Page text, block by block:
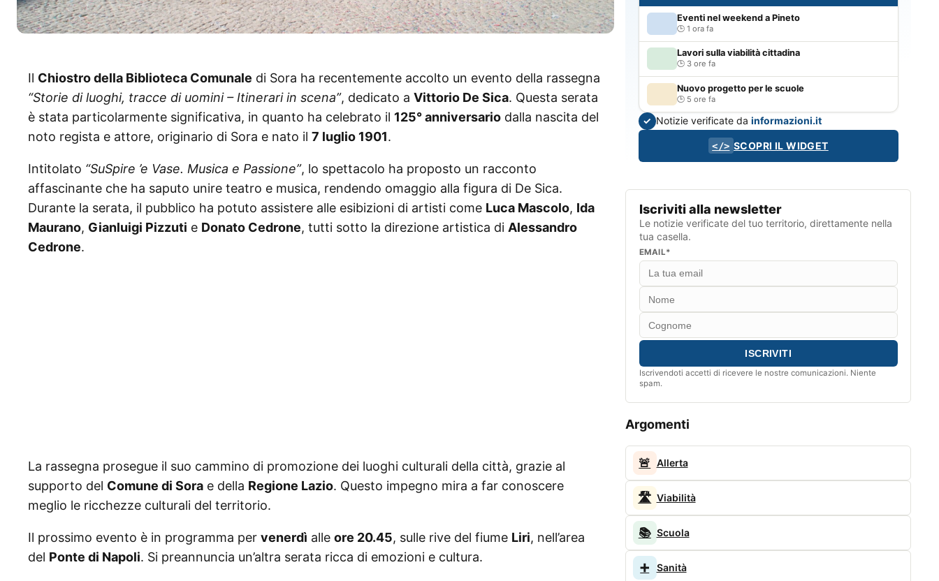
Il Chiostro della Biblioteca Comunale di Sora ha recentemente accolto un evento della rassegna
“Storie di luoghi, tracce di uomini – Itinerari in scena”, dedicato a Vittorio De Sica. Questa serata
è stata particolarmente significativa, in quanto ha celebrato il 125° anniversario dalla nascita del
noto regista e attore, originario di Sora e nato il 7 luglio 1901.
Intitolato “SuSpire ’e Vase. Musica e Passione”, lo spettacolo ha proposto un racconto
affascinante che ha saputo unire teatro e musica, rendendo omaggio alla figura di De Sica.
Durante la serata, il pubblico ha potuto assistere alle esibizioni di artisti come Luca Mascolo, Ida
Maurano, Gianluigi Pizzuti e Donato Cedrone, tutti sotto la direzione artistica di Alessandro
Cedrone.
La rassegna prosegue il suo cammino di promozione dei luoghi culturali della città, grazie al
supporto del Comune di Sora e della Regione Lazio. Questo impegno mira a far conoscere
meglio le ricchezze culturali del territorio.
Il prossimo evento è in programma per venerdì alle ore 20.45, sulle rive del fiume Liri, nell’area
del Ponte di Napoli. Si preannuncia un’altra serata ricca di emozioni e cultura.
Eventi nel weekend a Pineto
1 ora fa
Lavori sulla viabilità cittadina
3 ore fa
Nuovo progetto per le scuole
5 ore fa
✓ Notizie verificate da informazioni.it
</> SCOPRI IL WIDGET
Iscriviti alla newsletter
Le notizie verificate del tuo territorio, direttamente nella
tua casella.
EMAIL*
Iscrivendoti accetti di ricevere le nostre comunicazioni. Niente
spam.
Argomenti
🚨 Allerta
🛣️ Viabilità
📚 Scuola
➕ Sanità